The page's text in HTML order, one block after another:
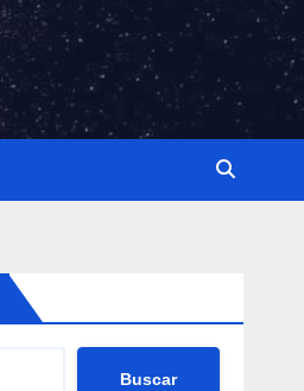
Buscar